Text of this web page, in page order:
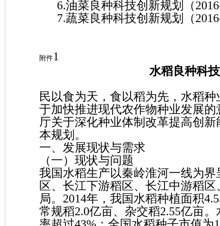
6.油菜良种科技创新规划（
7.蔬菜良种科技创新规划（
附件1
水稻良种科
民以食为天，食以稻为先，水稻
于加快推进现代农作物种业发展
厅关于深化种业体制改革提高创
本规划。
一、发展现状与需求
（一）现状与问题
我国水稻生产以秦岭淮河一线为
区、长江下游稻区、长江中游稻
局。2014年，我国水稻种植面积
常规稻2.0亿亩、杂交稻2.55亿亩